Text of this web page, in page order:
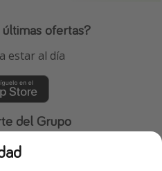
ofertas?
estar al día
del Grupo